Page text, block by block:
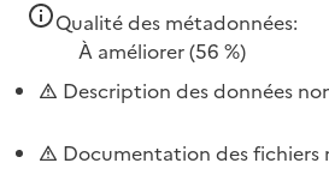
Qualité des métadonnées:
À améliorer(56 %)
Description des données
Documentation des fichiers